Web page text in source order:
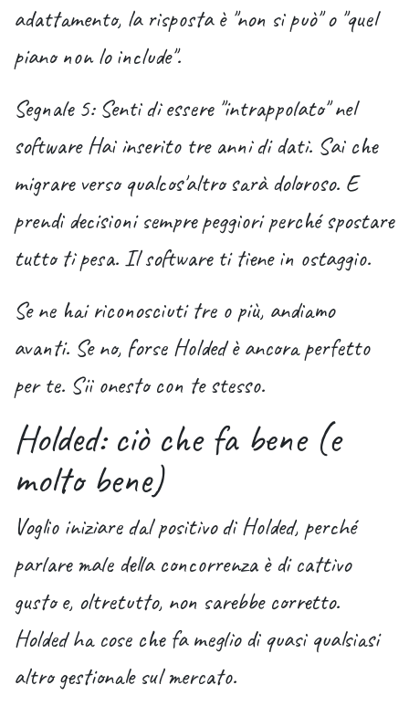
adattamento, la risposta è "non si può" o "quel
piano non lo include".
Segnale 5: Senti di essere "intrappolato" nel
softwareHai inserito tre anni di dati. Sai che
migrare verso qualcos'altro sarà doloroso. E
prendi decisioni sempre peggiori perché spostare
tutto ti pesa. Il software ti tiene in ostaggio.
Se ne hai riconosciuti tre o più, andiamo
avanti. Se no, forse Holded è ancora perfetto
per te. Sii onesto con te stesso.
Holded: ciò che fa bene (e
molto bene)
Voglio iniziare dal positivo di Holded, perché
parlare male della concorrenza è di cattivo
gusto e, oltretutto, non sarebbe corretto.
Holded ha cose che fa meglio di quasi qualsiasi
altro gestionale sul mercato.